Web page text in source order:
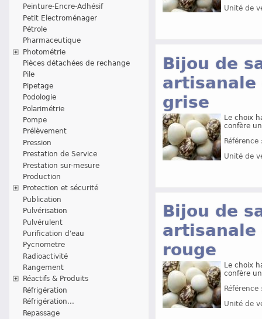
Peinture-Encre-Adhésif
Petit Electroménager
Pétrole
Pharmaceutique
Photométrie
Pièces détachées de rechange
Pile
Pipetage
Podologie
Polarimétrie
Pompe
Prélèvement
Pression
Prestation de Service
Prestation sur-mesure
Production
Protection et sécurité
Publication
Pulvérisation
Pulvérulent
Purification d'eau
Pycnometre
Radioactivité
Rangement
Réactifs & Produits
Réfrigération
Réfrigération...
Repassage
Unité de
Bijou de
grise
Le choix
confère
Unité de
Bijou de
rouge
Le choix
confère
Unité de